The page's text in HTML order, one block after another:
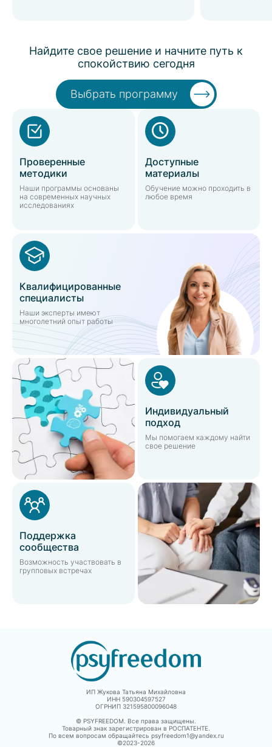
Найдите свое решение и начните путь к
спокойствию сегодня
Выбрать программу
Проверенные
методики
Наши программы основаны
на современных научных
исследованиях
Квалифицированные
специалисты
Наши эксперты имеют
многолетний опыт работы
Доступные
материалы
Обучение можно проходить в
любое время
Индивидуальный
подход
Мы помогаем каждому найти
свое решение
Поддержка
сообщества
Возможность участвовать в
групповых встречах
ИП Жукова Татьяна Михайловна
ИНН 590304597527
ОГРНИП 321595800096048
© PSYFREEDOM. Все права защищены.
Товарный знак зарегистрирован в РОСПАТЕНТЕ.
По всем вопросам обращайтесь psyfreedom1@yandex.ru
©2023-2026